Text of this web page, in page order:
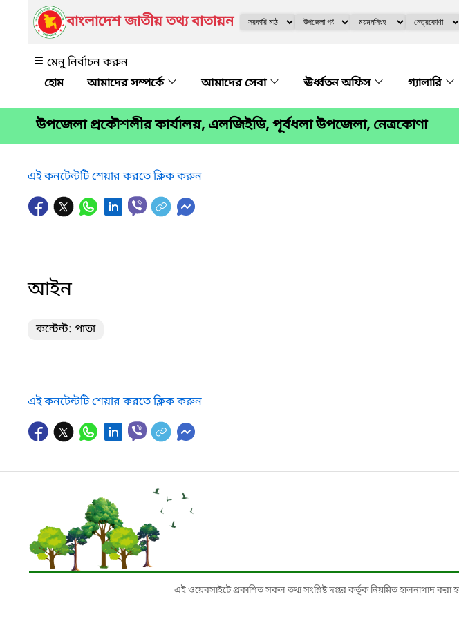
বাংলাদেশ জাতীয় তথ্য বাতায়ন
মেনু নির্বাচন করুন
আমাদের সম্পর্কে
আমাদের সেবা ঊর্ধ্বতন অফিস গ্যালারি
উপজেলা প্রকৌশলীর কার্যালয়, এলজিইডি, পূর্বধলা উপজেলা, নেত্রকোণা
এই কনটেন্টটি শেয়ার করতে ক্লিক করুন
আইন
কন্টেন্ট: পাতা
এই কনটেন্টটি শেয়ার করতে ক্লিক করুন
এই ওয়েবসাইটে প্রকাশিত সকল তথ্য সংশ্লিষ্ট দপ্তর কর্তৃক নিয়মিত হালনাগাদ করা